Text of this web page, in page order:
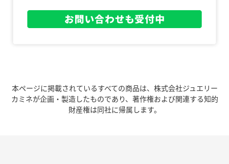
本ページに掲載されているすべての商品は、株式会社ジュエリー
カミネが企画・製造したものであり、著作権および関連する知的
財産権は同社に帰属します。